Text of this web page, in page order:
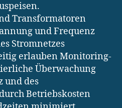
Transformatoren
und Frequenz
Stromnetzes
erlauben Monitoring-
Überwachung
und des
Betriebskosten